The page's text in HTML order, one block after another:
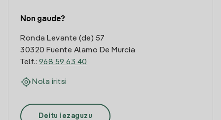
Non gaude?
Ronda Levante (de) 57
30320 Fuente Alamo De Murcia
Telf.: 968 59 63 40
Nola iritsi
Deitu iezaguzu